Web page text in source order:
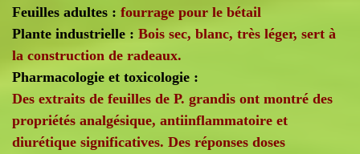
Feuilles adultes : fourrage pour le bétail
Plante industrielle : Bois sec, blanc, très léger, sert à
la construction de radeaux.
Pharmacologie et toxicologie :
Des extraits de feuilles de P. grandis ont montré des
propriétés analgésique, antiinflammatoire et
diurétique significatives. Des réponses doses